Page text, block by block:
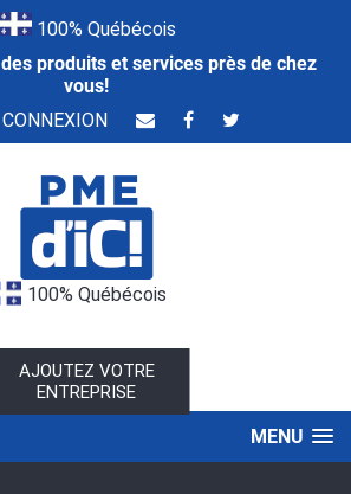
100% Québécois
produits et services près de chez
vous!
CONNEXION
100% Québécois
AJOUTEZ VOTRE
ENTREPRISE
MENU